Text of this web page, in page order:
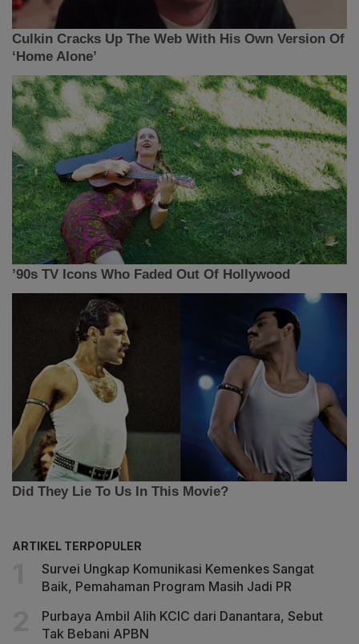
ARTIKEL TERPOPULER
Survei Ungkap Komunikasi Kemenkes Sangat
Baik, Pemahaman Program Masih Jadi PR
Purbaya Ambil Alih KCIC dari Danantara, Sebut
Tak Bebani APBN